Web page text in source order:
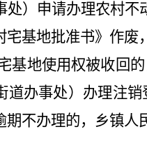
处）申请办理农村不
宅基地批准书》作废
基地使用权被收回
道办事处）办理注
期不办理的，乡镇人